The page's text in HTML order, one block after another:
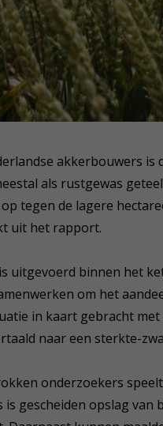
akkerbouwers is
als rustgewas
tegen de lagere
uit het rapport.
is uitgevoerd binnen het
om het
in kaart gebracht
naar een sterkte-
onderzoekers
is gescheiden opslag